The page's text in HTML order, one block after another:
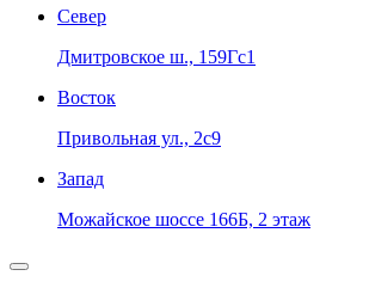
Север
Дмитровское ш., 159Гс1
Восток
Привольная ул., 2с9
Запад
Можайское шоссе 166Б, 2 этаж